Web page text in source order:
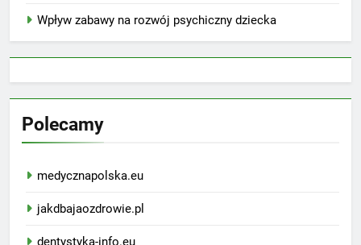
Wpływ zabawy na rozwój psychiczny dziecka
Polecamy
medycznapolska.eu
jakdbajaozdrowie.pl
dentystyka-info.eu